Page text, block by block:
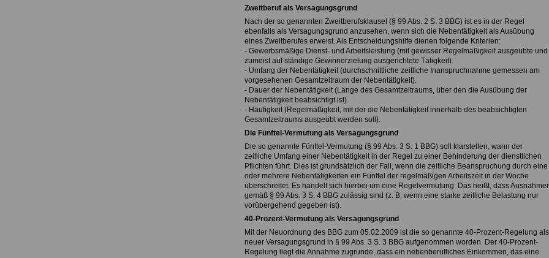
Zweitberuf als Versagungsgrund
Nach der so genannten Zweitberufsklausel (§ 99 Abs. 2 S. 3 BBG) ist es in der Regel
ebenfalls als Versagungsgrund anzusehen, wenn sich die Nebentätigkeit als Ausübung
eines Zweitberufes erweist. Als Entscheidungshilfe dienen folgende Kriterien:
- Gewerbsmäßige Dienst- und Arbeitsleistung (mit gewisser Regelmäßigkeit ausgeübte und
zumeist auf ständige Gewinnerzielung ausgerichtete Tätigkeit).
- Umfang der Nebentätigkeit (durchschnittliche zeitliche Inanspruchnahme gemessen am
vorgesehenen Gesamtzeitraum der Nebentätigkeit).
- Dauer der Nebentätigkeit (Länge des Gesamtzeitraums, über den die Ausübung der
Nebentätigkeit beabsichtigt ist).
- Häufigkeit (Regelmäßigkeit, mit der die Nebentätigkeit innerhalb des beabsichtigten
Gesamtzeitraums ausgeübt werden soll).
Die Fünftel-Vermutung als Versagungsgrund
Die so genannte Fünftel-Vermutung (§ 99 Abs. 3 S. 1 BBG) soll klarstellen, wann der
zeitliche Umfang einer Nebentätigkeit in der Regel zu einer Behinderung der dienstlichen
Pflichten führt. Dies ist grundsätzlich der Fall, wenn die zeitliche Beanspruchung durch eine
oder mehrere Nebentätigkeiten ein Fünftel der regelmäßigen Arbeitszeit in der Woche
überschreitet. Es handelt sich hierbei um eine Regelvermutung. Das heißt, dass
gemäß § 99 Abs. 3 S. 4 BBG zulässig sind (z. B. wenn eine starke zeitliche Belastung nur
vorübergehend gegeben ist).
40-Prozent-Vermutung als Versagungsgrund
Mit der Neuordnung des BBG zum 05.02.2009 ist die so genannte 40-Prozent-Regelung als
neuer Versagungsgrund in § 99 Abs. 3 S. 3 BBG aufgenommen worden. Der 40-Prozent-
Regelung liegt die Annahme zugrunde, dass ein nebenberufliches Einkommen, das eine